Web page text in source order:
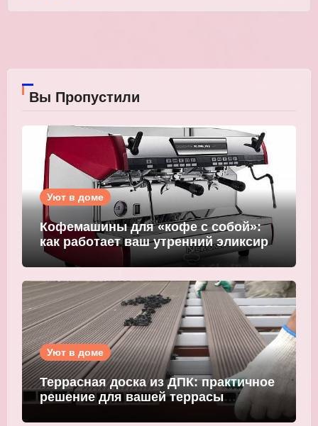
Вы Пропустили
Уют в доме
Кофемашины для «кофе с собой»:
как работает ваш утренний эликсир
Уют в доме
Террасная доска из ДПК: практичное
решение для вашей террасы